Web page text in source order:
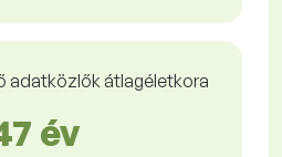
adatközlők átlagéletkora
év